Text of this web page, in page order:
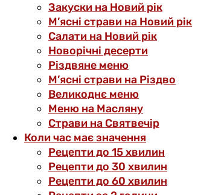
Закуски на Новий рік
М’ясні страви на Новий рік
Салати на Новий рік
Новорічні десерти
Різдвяне меню
М’ясні страви на Різдво
Великоднє меню
Меню на Масляну
Страви на Святвечір
Коли час має значення
Рецепти до 15 хвилин
Рецепти до 30 хвилин
Рецепти до 60 хвилин